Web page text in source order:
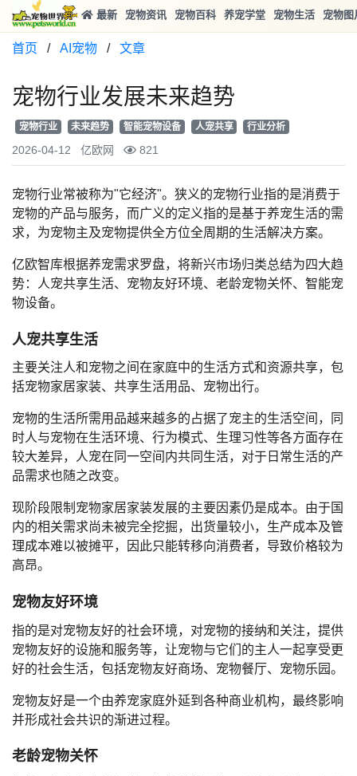
最新 宠物资讯 宠物百科 养宠学堂 宠物生活 宠物图
首页 / AI宠物 / 文章
宠物行业发展未来趋势
宠物行业 未来趋势 智能宠物设备 人宠共享 行业分析
2026-04-12 亿欧网 821
宠物行业常被称为"它经济"。狭义的宠物行业指的是消费于
宠物的产品与服务，而广义的定义指的是基于养宠生活的需
求，为宠物主及宠物提供全方位全周期的生活解决方案。
亿欧智库根据养宠需求罗盘，将新兴市场归类总结为四大趋
势：人宠共享生活、宠物友好环境、老龄宠物关怀、智能宠
物设备。
人宠共享生活
主要关注人和宠物之间在家庭中的生活方式和资源共享，包
括宠物家居家装、共享生活用品、宠物出行。
宠物的生活所需用品越来越多的占据了宠主的生活空间，同
时人与宠物在生活环境、行为模式、生理习性等各方面存在
较大差异，人宠在同一空间内共同生活，对于日常生活的产
品需求也随之改变。
现阶段限制宠物家居家装发展的主要因素仍是成本。由于国
内的相关需求尚未被完全挖掘，出货量较小，生产成本及管
理成本难以被摊平，因此只能转移向消费者，导致价格较为
高昂。
宠物友好环境
指的是对宠物友好的社会环境，对宠物的接纳和关注，提供
宠物友好的设施和服务等，让宠物与它们的主人一起享受更
好的社会生活，包括宠物友好商场、宠物餐厅、宠物乐园。
宠物友好是一个由养宠家庭外延到各种商业机构，最终影响
并形成社会共识的渐进过程。
老龄宠物关怀